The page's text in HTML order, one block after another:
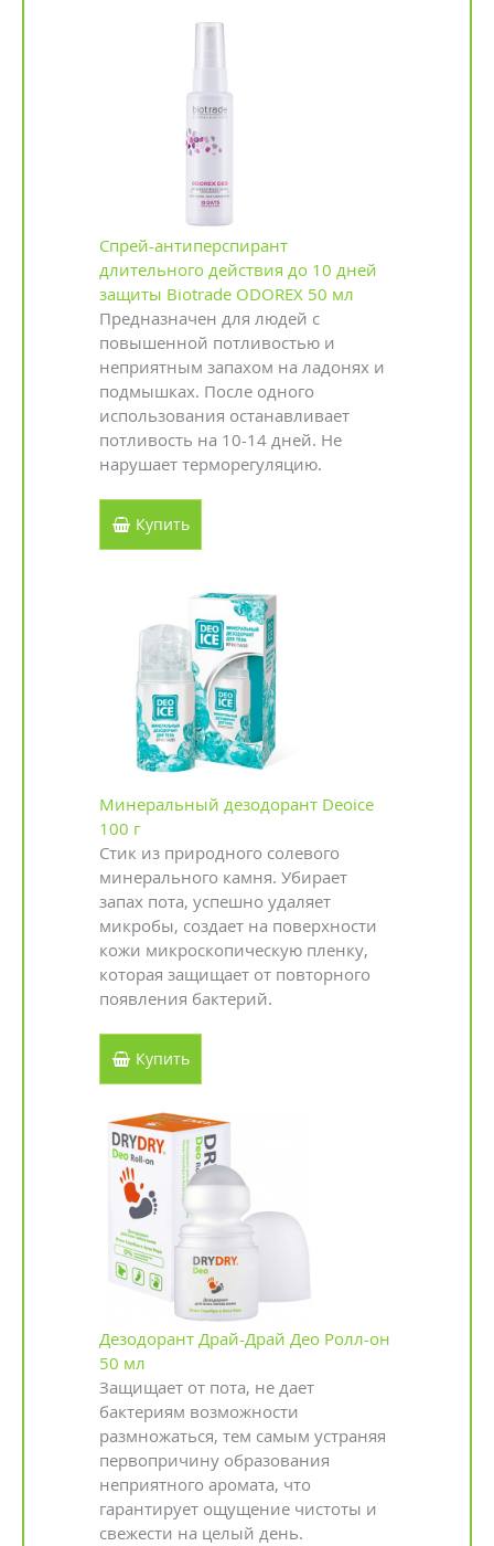
Спрей-антиперспирант
длительного действия до 10 дней
защиты Biotrade ODOREX 50 мл
Предназначен для людей с
повышенной потливостью и
неприятным запахом на ладонях и
подмышках. После одного
использования останавливает
потливость на 10-14 дней. Не
нарушает терморегуляцию.
Купить
Минеральный дезодорант Deoice
100 г
Стик из природного солевого
минерального камня. Убирает
запах пота, успешно удаляет
микробы, создает на поверхности
кожи микроскопическую пленку,
которая защищает от повторного
появления бактерий.
Купить
Дезодорант Драй-Драй Део Ролл-он
50 мл
Защищает от пота, не дает
бактериям возможности
размножаться, тем самым устраняя
первопричину образования
неприятного аромата, что
гарантирует ощущение чистоты и
свежести на целый день.